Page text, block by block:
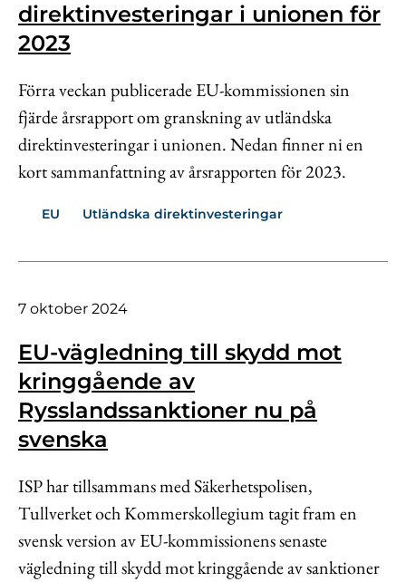
direktinvesteringar i unionen för
2023
Förra veckan publicerade EU-kommissionen sin
fjärde årsrapport om granskning av utländska
direktinvesteringar i unionen. Nedan finner ni en
kort sammanfattning av årsrapporten för 2023.
EU Utländska direktinvesteringar
7 oktober 2024
EU-vägledning till skydd mot
kringgående av
Rysslandssanktioner nu på
svenska
ISP har tillsammans med Säkerhetspolisen,
Tullverket och Kommerskollegium tagit fram en
svensk version av EU-kommissionens senaste
vägledning till skydd mot kringgående av sanktioner